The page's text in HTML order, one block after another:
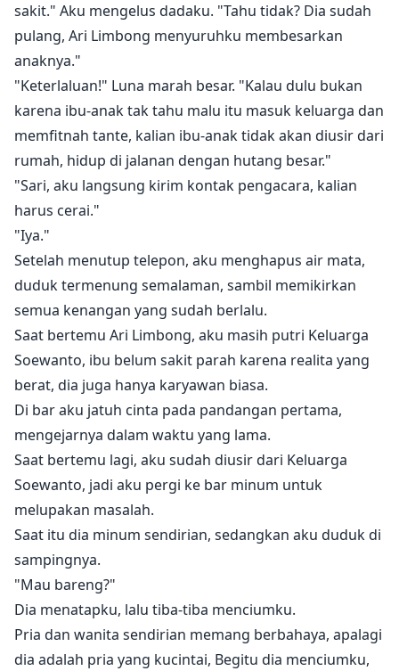
sakit." Aku mengelus dadaku. "Tahu tidak? Dia sudah
pulang, Ari Limbong menyuruhku membesarkan
anaknya."
"Keterlaluan!" Luna marah besar. "Kalau dulu bukan
karena ibu-anak tak tahu malu itu masuk keluarga dan
memfitnah tante, kalian ibu-anak tidak akan diusir dari
rumah, hidup di jalanan dengan hutang besar."
"Sari, aku langsung kirim kontak pengacara, kalian
harus cerai."
"Iya."
Setelah menutup telepon, aku menghapus air mata,
duduk termenung semalaman, sambil memikirkan
semua kenangan yang sudah berlalu.
Saat bertemu Ari Limbong, aku masih putri Keluarga
Soewanto, ibu belum sakit parah karena realita yang
berat, dia juga hanya karyawan biasa.
Di bar aku jatuh cinta pada pandangan pertama,
mengejarnya dalam waktu yang lama.
Saat bertemu lagi, aku sudah diusir dari Keluarga
Soewanto, jadi aku pergi ke bar minum untuk
melupakan masalah.
Saat itu dia minum sendirian, sedangkan aku duduk di
sampingnya.
"Mau bareng?"
Dia menatapku, lalu tiba-tiba menciumku.
Pria dan wanita sendirian memang berbahaya, apalagi
dia adalah pria yang kucintai, Begitu dia menciumku,